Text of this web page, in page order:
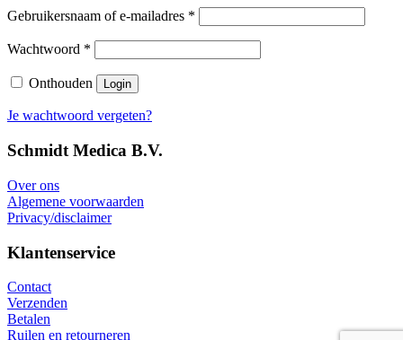
Gebruikersnaam of e-mailadres *
Wachtwoord *
Onthouden Login
Je wachtwoord vergeten?
Schmidt Medica B.V.
Over ons
Algemene voorwaarden
Privacy/disclaimer
Klantenservice
Contact
Verzenden
Betalen
Ruilen en retourneren